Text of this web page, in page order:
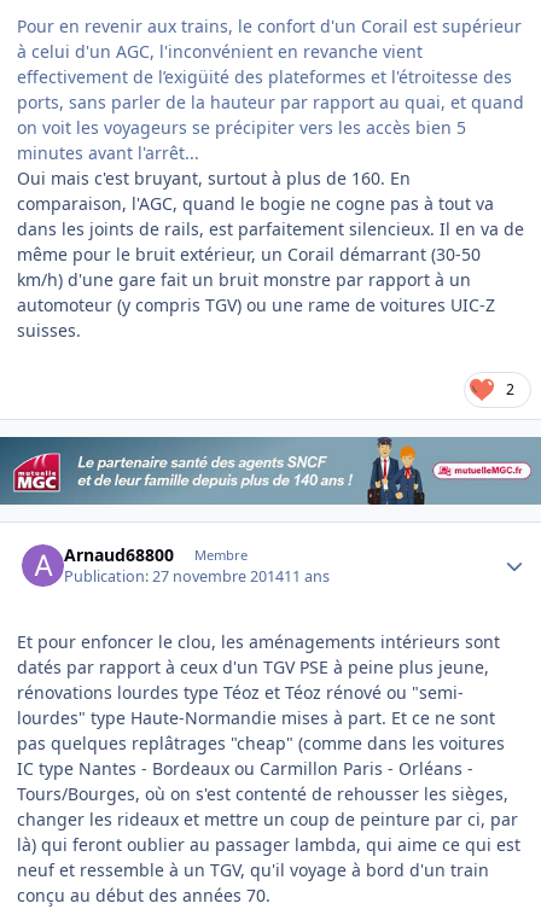
Pour en revenir aux trains, le confort d'un Corail est supérieur
à celui d'un AGC, l'inconvénient en revanche vient
effectivement de l’exigüité des plateformes et l'étroitesse des
ports, sans parler de la hauteur par rapport au quai, et quand
on voit les voyageurs se précipiter vers les accès bien 5
minutes avant l'arrêt...
Oui mais c'est bruyant, surtout à plus de 160. En
comparaison, l'AGC, quand le bogie ne cogne pas à tout va
dans les joints de rails, est parfaitement silencieux. Il en va de
même pour le bruit extérieur, un Corail démarrant (30-50
km/h) d'une gare fait un bruit monstre par rapport à un
automoteur (y compris TGV) ou une rame de voitures UIC-Z
suisses.
2
Arnaud68800 Membre
Publication:27 novembre 201411 ans
Et pour enfoncer le clou, les aménagements intérieurs sont
datés par rapport à ceux d'un TGV PSE à peine plus jeune,
rénovations lourdes type Téoz et Téoz rénové ou "semi-
lourdes" type Haute-Normandie mises à part. Et ce ne sont
pas quelques replâtrages "cheap" (comme dans les voitures
IC type Nantes - Bordeaux ou Carmillon Paris - Orléans -
Tours/Bourges, où on s'est contenté de rehousser les sièges,
changer les rideaux et mettre un coup de peinture par ci, par
là) qui feront oublier au passager lambda, qui aime ce qui est
neuf et ressemble à un TGV, qu'il voyage à bord d'un train
conçu au début des années 70.